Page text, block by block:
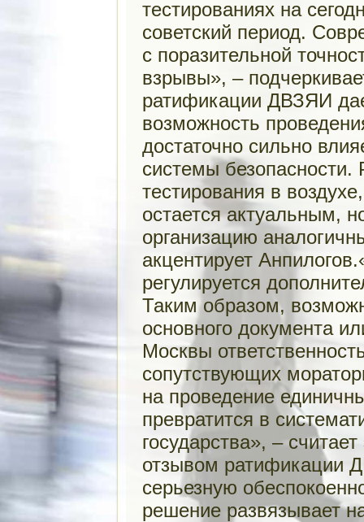
тестированиях на
советский период.
с поразительной
взрывы», –
ратификации ДВЗЯИ
возможность
достаточно сильно
системы безопасности.
тестирования в
остается актуальным,
организацию
акцентирует
регулируется
Таким образом,
основного документа
Москвы
сопутствующих
на проведение
превратится в
государства», –
отзывом ратификации
серьезную
решение развязывает